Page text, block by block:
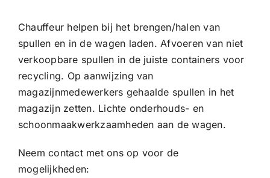
Chauffeur helpen bij het brengen/halen van
spullen en in de wagen laden. Afvoeren van niet
verkoopbare spullen in de juiste containers voor
recycling. Op aanwijzing van
magazijnmedewerkers gehaalde spullen in het
magazijn zetten. Lichte onderhouds- en
schoonmaakwerkzaamheden aan de wagen.
Neem contact met ons op voor de
mogelijkheden: